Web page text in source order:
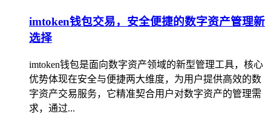
imtoken钱包交易，安全便捷的数字资产管理新
选择
imtoken钱包是面向数字资产领域的新型管理工具，核心
优势体现在安全与便捷两大维度，为用户提供高效的数
字资产交易服务，它精准契合用户对数字资产的管理需
求，通过...